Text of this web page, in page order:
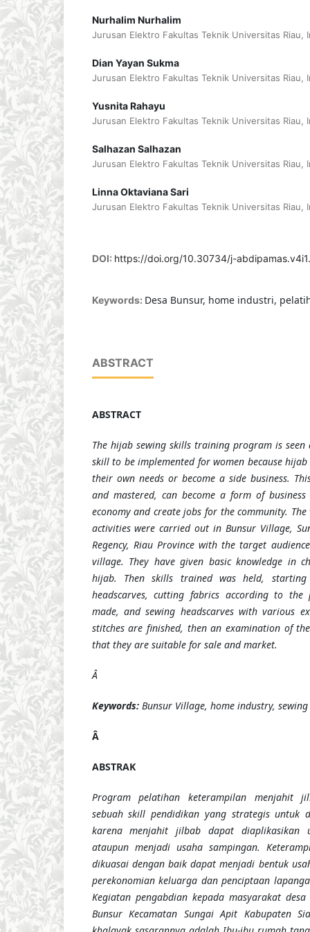
Nurhalim Nurhalim
Jurusan Elektro Fakultas Teknik Universitas Riau,
Dian Yayan Sukma
Jurusan Elektro Fakultas Teknik Universitas Riau,
Yusnita Rahayu
Jurusan Elektro Fakultas Teknik Universitas Riau,
Salhazan Salhazan
Jurusan Elektro Fakultas Teknik Universitas Riau,
Linna Oktaviana Sari
Jurusan Elektro Fakultas Teknik Universitas Riau,
DOI: https://doi.org/10.30734/j-
Keywords: Desa Bunsur, home industri,
ABSTRACT
ABSTRACT
The hijab sewing skills training program is
skill to be implemented for women because
their own needs or become a side business.
and mastered, can become a form of
economy and create jobs for the community.
activities were carried out in Bunsur Village,
Regency, Riau Province with the target
village. They havegiven basic knowledge in
hijab. Then skills trained was held,
headscarves, cutting fabrics according to
made, and sewing headscarves with various
stitches are finished, thenan examinationof the
that they are suitable for sale and market.
Â
Keywords: Bunsur Village, home industry,
Â
ABSTRAK
Program pelatihan keterampilan menjahit
sebuah skill pendidikan yang strategis untuk
karena menjahit jilbab dapat diaplikasikan
ataupun menjadi usaha sampingan.
dikuasai dengan baik dapat menjadi bentuk
perekonomian keluarga dan penciptaan
Kegiatan pengabdian kepada masyarakatdesa
Bunsur Kecamatan Sungai Apit Kabupaten